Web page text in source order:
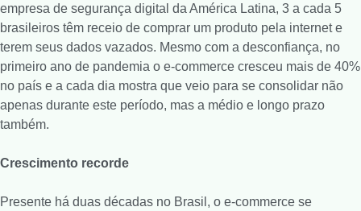
empresa de segurança digital da América Latina, 3 a cada 5
brasileiros têm receio de comprar um produto pela internet e
terem seus dados vazados. Mesmo com a desconfiança, no
primeiro ano de pandemia o e-commerce cresceu mais de 40%
no país e a cada dia mostra que veio para se consolidar não
apenas durante este período, mas a médio e longo prazo
também.
Crescimento recorde
Presente há duas décadas no Brasil, o e-commerce se